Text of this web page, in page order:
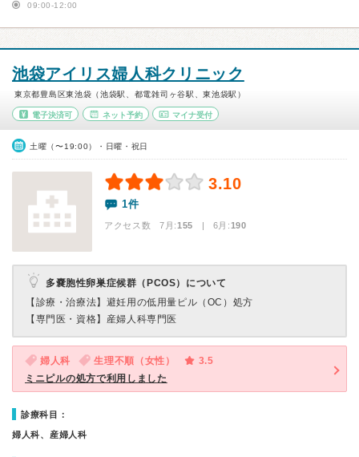
09:00-12:00
池袋アイリス婦人科クリニック
東京都豊島区東池袋（池袋駅、都電雑司ヶ谷駅、東池袋駅）
電子決済可 ネット予約 マイナ受付
土曜（〜19:00）・日曜・祝日
3.10
1件
アクセス数 7月:155 | 6月:190
多嚢胞性卵巣症候群（PCOS）について
【診療・治療法】 避妊用の低用量ピル（OC）処方
【専門医・資格】 産婦人科専門医
婦人科 生理不順（女性）
3.5
ミニピルの処方で利用しました
診療科目：
婦人科、産婦人科